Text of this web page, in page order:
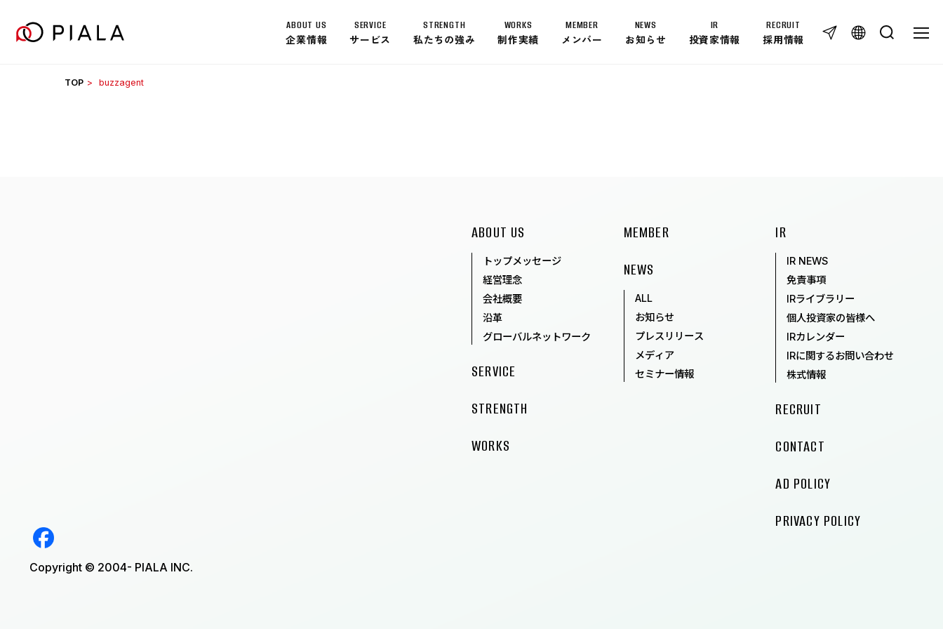
SERVICE
STRENGTH
WORKS
MEMBER
NEWS
ALL
CONTACT
AD POLICY
ABOUT US
企業情報
SERVICE
サービス
STRENGTH
私たちの強み
WORKS
制作実績
MEMBER
メンバー
NEWS
お知らせ
IR
投資家情報
RECRUIT
採用情報
TOP buzzagent
Copyright © 2004- PIALA INC.
ABOUT US
トップメッセージ
経営理念
会社概要
沿革
グローバルネットワーク
SERVICE
STRENGTH
WORKS
MEMBER
NEWS
ALL
お知らせ
プレスリリース
メディア
セミナー情報
IR
IR NEWS
免責事項
IRライブラリー
個人投資家の皆様へ
IRカレンダー
IRに関するお問い合わせ
株式情報
RECRUIT
CONTACT
AD POLICY
PRIVACY POLICY